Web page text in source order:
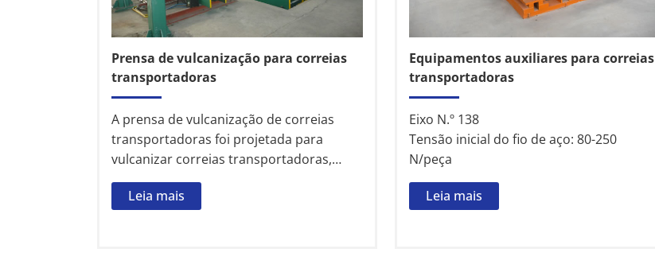
Prensa de vulcanização para correias
transportadoras
A prensa de vulcanização de correias
transportadoras foi projetada para
vulcanizar correias transportadoras,
incluindo correias transportadoras de
nylon, correias transportadoras à prova
Leia mais
Equipamentos auxiliares para correias
transportadoras
Eixo N.º 138
Tensão inicial do fio de aço: 80-250
N/peça
Leia mais